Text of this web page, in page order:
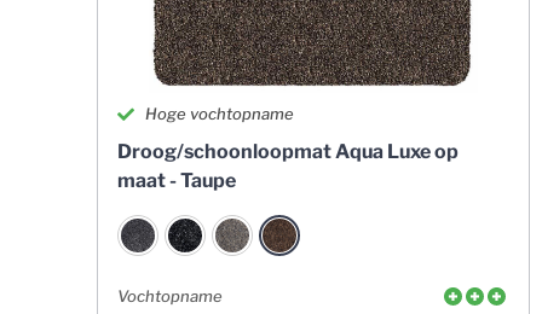
Hoge vochtopname
Droog/schoonloopmat Aqua Luxe op
maat - Taupe
Vochtopname